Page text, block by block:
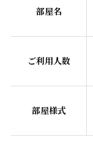
部屋名
ご利用人数
部屋様式